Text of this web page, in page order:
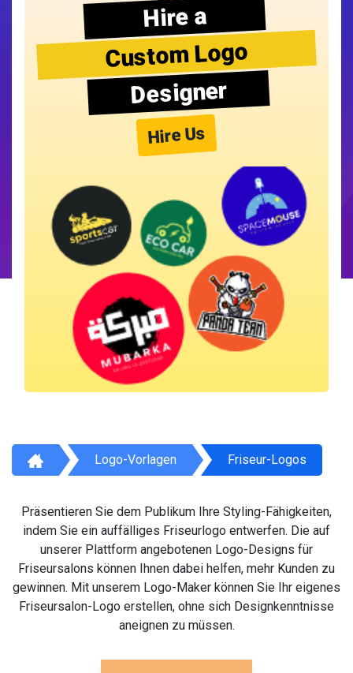
Hire a
Custom Logo
Designer
Hire Us
Logo-Vorlagen Friseur-Logos
Präsentieren Sie dem Publikum Ihre Styling-Fähigkeiten,
indem Sie ein auffälliges Friseurlogo entwerfen. Die auf
unserer Plattform angebotenen Logo-Designs für
Friseursalons können Ihnen dabei helfen, mehr Kunden zu
gewinnen. Mit unserem Logo-Maker können Sie Ihr eigenes
Friseursalon-Logo erstellen, ohne sich Designkenntnisse
aneignen zu müssen.